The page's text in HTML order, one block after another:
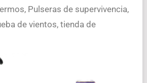
Pulseras de supervivencia,
de vientos, tienda de